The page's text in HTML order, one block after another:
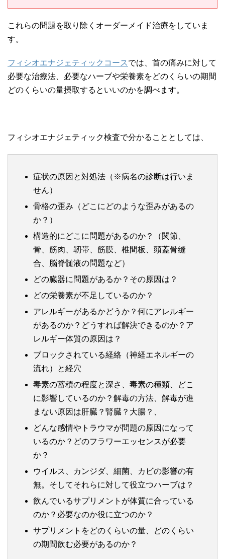
これらの問題を取り除くオーダーメイド治療をしていま
す。
フィシオエナジェティックコース では、首の痛みに対して
必要な治療法、必要なハーブや栄養素をどのくらいの期間
どのくらいの量摂取するといいのかを調べます。
フィシオエナジェティック検査で分かることとしては、
症状の原因と対処法（※病名の診断は行いま
せん）
骨格の歪み（どこにどのような歪みがあるの
か？）
構造的にどこに問題があるのか？（関節、
骨、筋肉、靭帯、筋膜、椎間板、頭蓋骨縫
合、脳脊髄液の問題など）
どの臓器に問題があるか？その原因は？
どの栄養素が不足しているのか？
アレルギーがあるかどうか？何にアレルギー
があるのか？どうすれば解決できるのか？ア
レルギー体質の原因は？
ブロックされている経絡（神経エネルギーの
流れ）と経穴
毒素の蓄積の程度と深さ、毒素の種類、どこ
に影響しているのか？解毒の方法、解毒が進
まない原因は肝臓？腎臓？大腸？、
どんな感情やトラウマが問題の原因になって
いるのか？どのフラワーエッセンスが必要
か？
ウイルス、カンジダ、細菌、カビの影響の有
無。そしてそれらに対して役立つハーブは？
飲んでいるサプリメントが体質に合っている
のか？必要なのか役に立つのか？
サプリメントをどのくらいの量、どのくらい
の期間飲む必要があるのか？